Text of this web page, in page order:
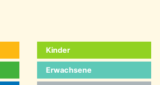
Kinder
Erwachsene